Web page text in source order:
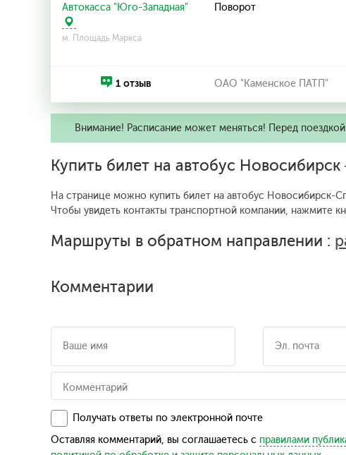
Автокасса "Юго-Западная"
м. Площадь Маркса
Поворот
1 отзыв ОАО "Каменское ПАТП"
Внимание! Расписание может меняться! Перед
Купить билет на автобус
На странице можно купить билет на автобус Новосибирск-
Чтобы увидеть контакты транспортной компании, нажмите
Маршруты в обратном направлении :
Комментарии
Получать ответы по электронной почте
Оставляя комментарий, вы соглашаетесь с правилами